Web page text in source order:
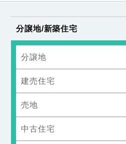
分譲地/新築住宅
分譲地
建売住宅
売地
中古住宅